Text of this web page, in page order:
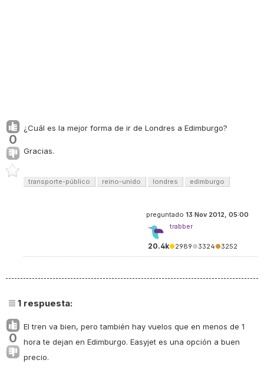
0
¿Cuál es la mejor forma de ir de Londres a Edimburgo?
Gracias.
transporte-público reino-unido londres edimburgo
preguntado 13 Nov 2012, 05:00
trabber
20.4k●2989●3324●3252
1 respuesta:
0
El tren va bien, pero también hay vuelos que en menos de 1
hora te dejan en Edimburgo. Easyjet es una opción a buen
precio.